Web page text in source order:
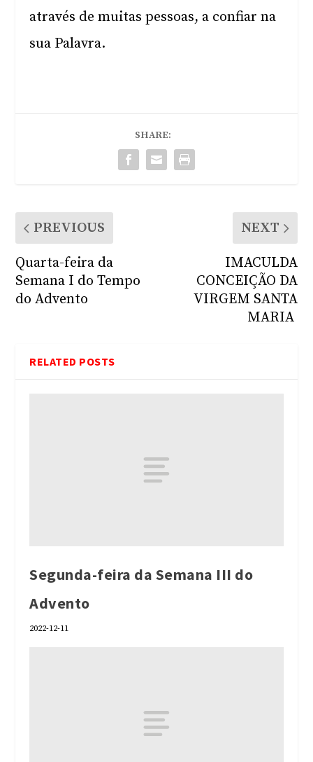
através de muitas pessoas, a confiar na
sua Palavra.
SHARE:
PREVIOUS
Quarta-feira da
Semana I do Tempo
do Advento
NEXT
IMACULDA
CONCEIÇÃO DA
VIRGEM SANTA
MARIA
RELATED POSTS
Segunda-feira da Semana III do
Advento
2022-12-11